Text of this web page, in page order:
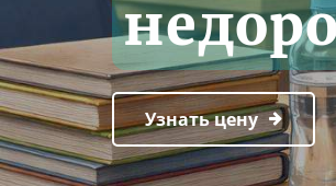
Узнать цену